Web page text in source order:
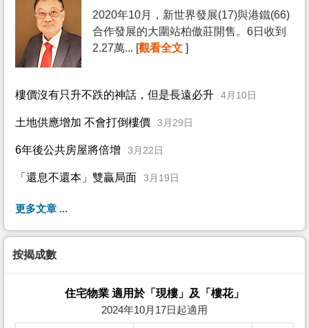
2020年10月，新世界發展(17)與港鐵(66)
合作發展的大圍站柏傲莊開售。6日收到
2.27萬... [觀看全文 ]
樓價沒有只升不跌的神話，但是長遠必升 4月10日
土地供應增加 不會打倒樓價 3月29日
6年後公共房屋將倍增 3月22日
「還息不還本」雙贏局面 3月19日
更多文章 ...
按揭成數
住宅物業 適用於「現樓」及「樓花」
2024年10月17日起適用